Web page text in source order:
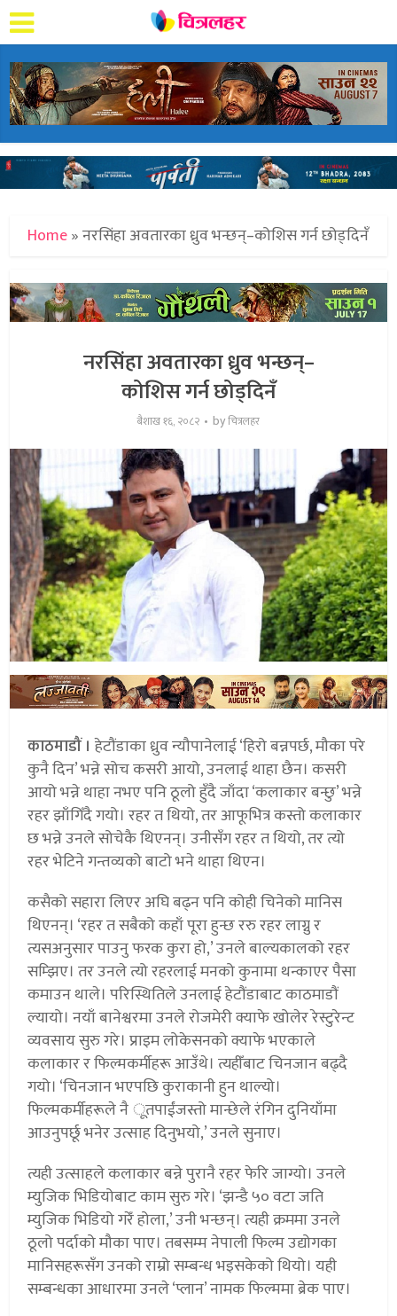
Home»नरसिंहा अवतारका ध्रुव भन्छन्–कोशिस गर्न छोड्दिनँ
नरसिंहा अवतारका ध्रुव भन्छन्–
कोशिस गर्न छोड्दिनँ
बैशाख १६, २०८२ byचित्रलहर
काठमाडौं । हेटौंडाका ध्रुव न्यौपानेलाई ‘हिरो बन्नपर्छ, मौका परे
कुनै दिन’ भन्ने सोच कसरी आयो, उनलाई थाहा छैन। कसरी
आयो भन्ने थाहा नभए पनि ठूलो हुँदै जाँदा ‘कलाकार बन्छु’ भन्ने
रहर झाँगिँदै गयो। रहर त थियो, तर आफूभित्र कस्तो कलाकार
छ भन्ने उनले सोचेकै थिएनन्। उनीसँग रहर त थियो, तर त्यो
रहर भेटिने गन्तव्यको बाटो भने थाहा थिएन।
कसैको सहारा लिएर अघि बढ्न पनि कोही चिनेको मानिस
थिएनन्। ‘रहर त सबैको कहाँ पूरा हुन्छ ररु रहर लाग्नु र
त्यसअनुसार पाउनु फरक कुरा हो,’ उनले बाल्यकालको रहर
सम्झिए। तर उनले त्यो रहरलाई मनको कुनामा थन्काएर पैसा
कमाउन थाले। परिस्थितिले उनलाई हेटौंडाबाट काठमाडौं
ल्यायो। नयाँ बानेश्वरमा उनले रोजमेरी क्याफे खोलेर रेस्टुरेन्ट
व्यवसाय सुरु गरे। प्राइम लोकेसनको क्याफे भएकाले
कलाकार र फिल्मकर्मीहरू आउँथे। त्यहीँबाट चिनजान बढ्दै
गयो। ‘चिनजान भएपछि कुराकानी हुन थाल्यो।
फिल्मकर्मीहरूले नै ूतपाईंजस्तो मान्छेले रंगिन दुनियाँमा
आउनुपर्छू भनेर उत्साह दिनुभयो,’ उनले सुनाए।
त्यही उत्साहले कलाकार बन्ने पुरानै रहर फेरि जाग्यो। उनले
म्युजिक भिडियोबाट काम सुरु गरे। ‘झन्डै ५० वटा जति
म्युजिक भिडियो गरेँ होला,’ उनी भन्छन्। त्यही क्रममा उनले
ठूलो पर्दाको मौका पाए। तबसम्म नेपाली फिल्म उद्योगका
मानिसहरूसँग उनको राम्रो सम्बन्ध भइसकेको थियो। यही
सम्बन्धका आधारमा उनले ‘प्लान’ नामक फिल्ममा ब्रेक पाए।